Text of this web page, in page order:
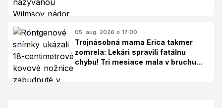
05. aug. 2026 o 17:00
Trojnásobná mama Erica takmer
zomrela: Lekári spravili fatálnu
chybu! Tri mesiace mala v bruchu...